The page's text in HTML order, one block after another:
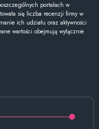
portalach w
się liczba recenzji firmy w
ich udziału oraz aktywności
wartości obejmują wyłącznie